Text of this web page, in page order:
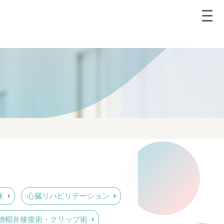
心臓リハビリテーション
帽弁修復術・クリップ術